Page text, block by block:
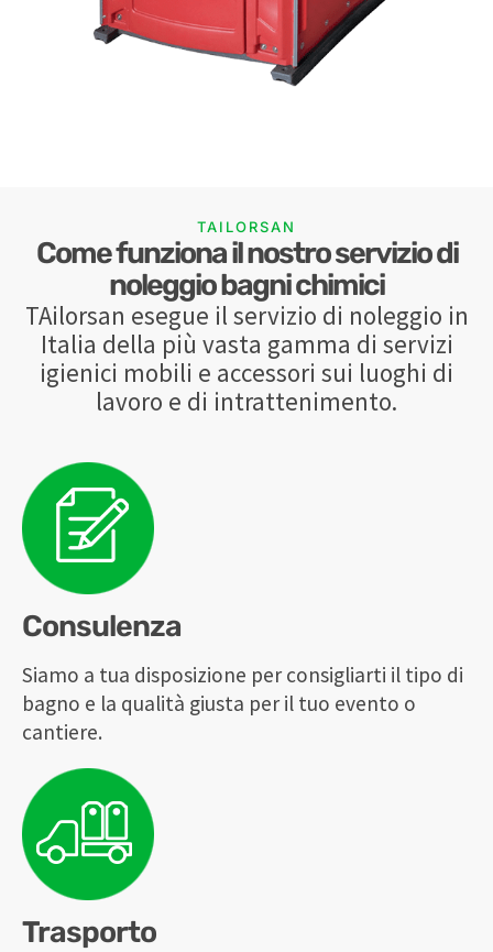
TAILORSAN
Come funziona il nostro servizio di
noleggio bagni chimici
TAilorsan esegue il servizio di noleggio in
Italia della più vasta gamma di servizi
igienici mobili e accessori sui luoghi di
lavoro e di intrattenimento.
Consulenza
Siamo a tua disposizione per consigliarti il tipo di
bagno e la qualità giusta per il tuo evento o
cantiere.
Trasporto